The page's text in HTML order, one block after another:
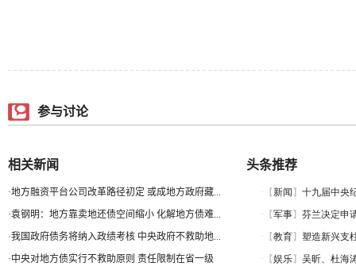
参与讨论
相关新闻
·地方融资平台公司改革路径初定 或成地方政府藏...
·袁钢明：地方靠卖地还债空间缩小 化解地方债难...
·我国政府债务将纳入政绩考核 中央政府不救助地...
·中央对地方债实行不救助原则 责任限制在省一级
头条推荐